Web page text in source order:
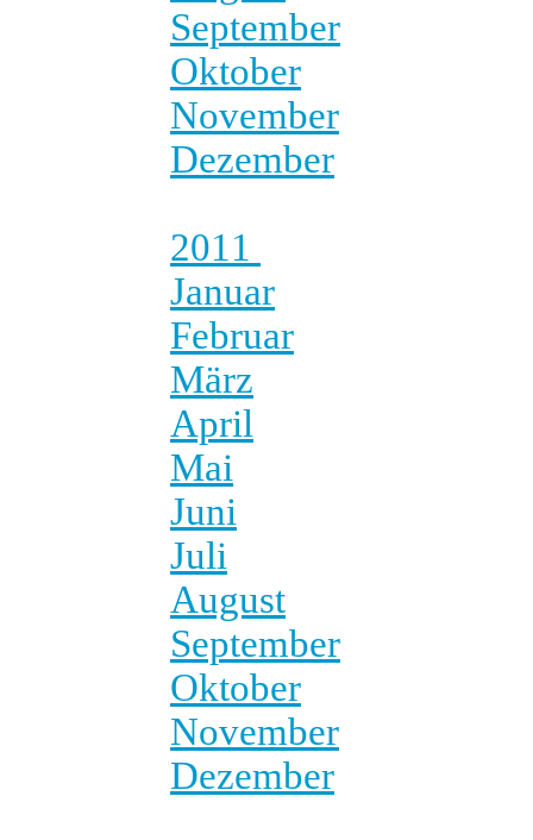
September
Oktober
November
Dezember
2011
Januar
Februar
März
April
Mai
Juni
Juli
August
September
Oktober
November
Dezember